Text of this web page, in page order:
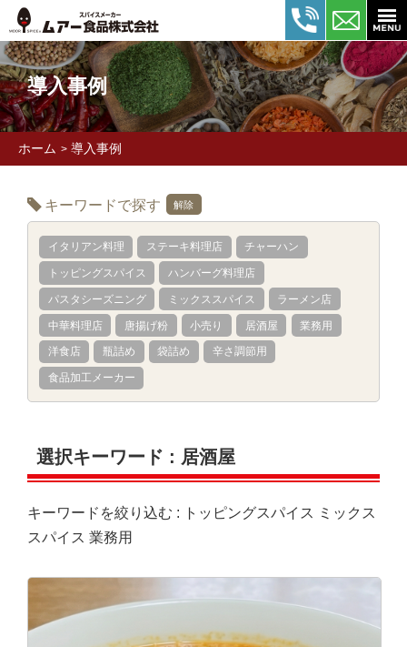
導入事例
ホーム > 導入事例
キーワードで探す 解除
イタリアン料理 ステーキ料理店 チャーハン
トッピングスパイス ハンバーグ料理店
パスタシーズニング ミックススパイス ラーメン店
中華料理店 唐揚げ粉 小売り 居酒屋 業務用
洋食店 瓶詰め 袋詰め 辛さ調節用
食品加工メーカー
選択キーワード : 居酒屋
キーワードを絞り込む : トッピングスパイス ミックス
スパイス 業務用